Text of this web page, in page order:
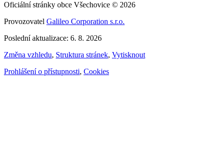
Oficiální stránky obce Všechovice © 2026
Provozovatel Galileo Corporation s.r.o.
Poslední aktualizace: 6. 8. 2026
Změna vzhledu, Struktura stránek, Vytisknout
Prohlášení o přístupnosti, Cookies